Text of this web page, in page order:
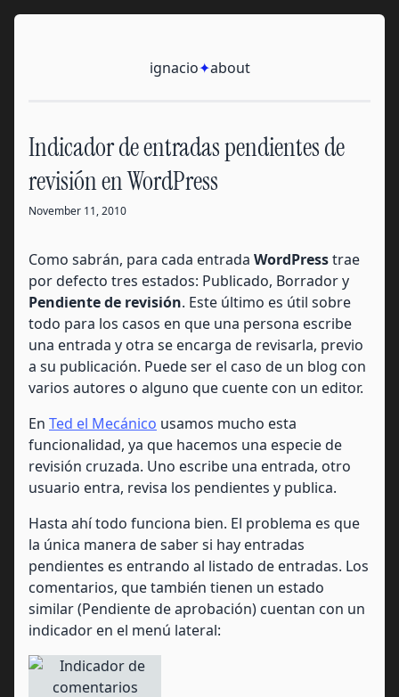
Skip to content
ignacio✦about
Indicador de entradas pendientes de
revisión en WordPress
November 11, 2010
Como sabrán, para cada entrada WordPresstrae
por defecto tres estados: Publicado, Borrador y
Pendiente de revisión. Este último es útil sobre
todo para los casos en que una persona escribe
una entrada y otra se encarga de revisarla, previo
a su publicación. Puede ser el caso de un blog con
varios autores o alguno que cuente con un editor.
En Ted el Mecánico usamos mucho esta
funcionalidad, ya que hacemos una especie de
revisión cruzada. Uno escribe una entrada, otro
usuario entra, revisa los pendientes y publica.
Hasta ahí todo funciona bien. El problema es que
la única manera de saber si hay entradas
pendientes es entrando al listado de entradas. Los
comentarios, que también tienen un estado
similar (Pendiente de aprobación) cuentan con un
indicador en el menú lateral: